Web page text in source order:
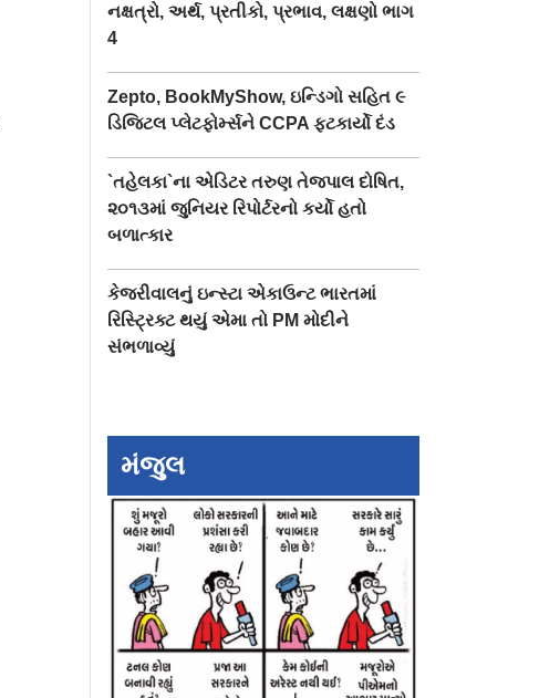
ભારતીય માર્કેટનાં
વૅલ્યુએશન આકર્ષક
બનતાં પાછો ફરી રહેલો
વિદેશી રોકાણપ્રવાહ
નક્ષત્રો, અર્થ, પ્રતીકો, પ્રભાવ, લક્ષણો ભાગ
4
Zepto, BookMyShow, ઇન્ડિગો સહિત ૯
ડિજિટલ પ્લેટફોર્મ્સને CCPA ફટકાર્યો દંડ
`તહેલકા`ના એડિટર તરુણ તેજપાલ દોષિત,
૨૦૧૩માં જુનિયર રિપોર્ટરનો કર્યો હતો
બળાત્કાર
કેજરીવાલનું ઇન્સ્ટા એકાઉન્ટ ભારતમાં
રિસ્ટ્રિક્ટ થયું એમા તો PM મોદીને
સંભળાવ્યું
મંજુલ